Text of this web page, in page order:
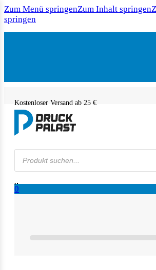
Zum Menü springenZum Inhalt springen
springen
Kostenloser Versand ab 25 €
Products
search
0